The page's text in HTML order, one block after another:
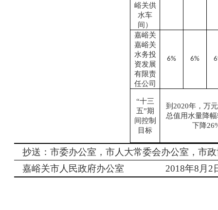
峪关供
水车
间）
嘉峪关
嘉峪关
水务投
资发展
有限责
任公司
6% 6%
“十三
五”期
间控制
目标
到2020年，万
总值用水量降
下降
抄送：市委办公室，市人大常委会办公室，市
嘉峪关市人民政府办公室 2018年8 月 2